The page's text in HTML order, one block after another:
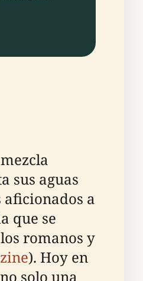
sus aguas
aficionados a
que se
romanos y
). Hoy en
solo una